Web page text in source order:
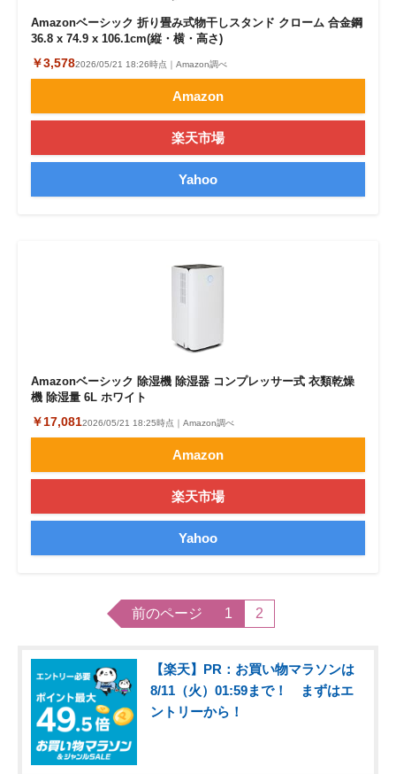
Amazonベーシック 折り畳み式物干しスタンド クローム 合金鋼
36.8 x 74.9 x 106.1cm(縦・横・高さ)
￥3,5782026/05/21 18:26時点｜Amazon調べ
Amazon
楽天市場
Yahoo
Amazonベーシック 除湿機 除湿器 コンプレッサー式 衣類乾燥
機 除湿量 6L ホワイト
￥17,0812026/05/21 18:25時点｜Amazon調べ
Amazon
楽天市場
Yahoo
前のページ 1 2
【楽天】PR：お買い物マラソンは
8/11（火）01:59まで！ まずはエ
ントリーから！